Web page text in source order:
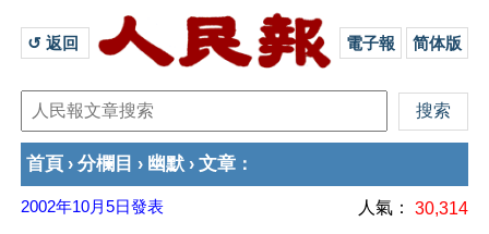
↺ 返回 電子報 简体版
首頁 › 分欄目 › 幽默 › 文章 ：
2002年10月5日發表 人氣： 30,314